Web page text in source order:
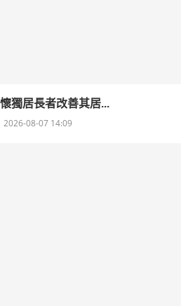
獨居長者改善其居...
2026-08-07 14:09